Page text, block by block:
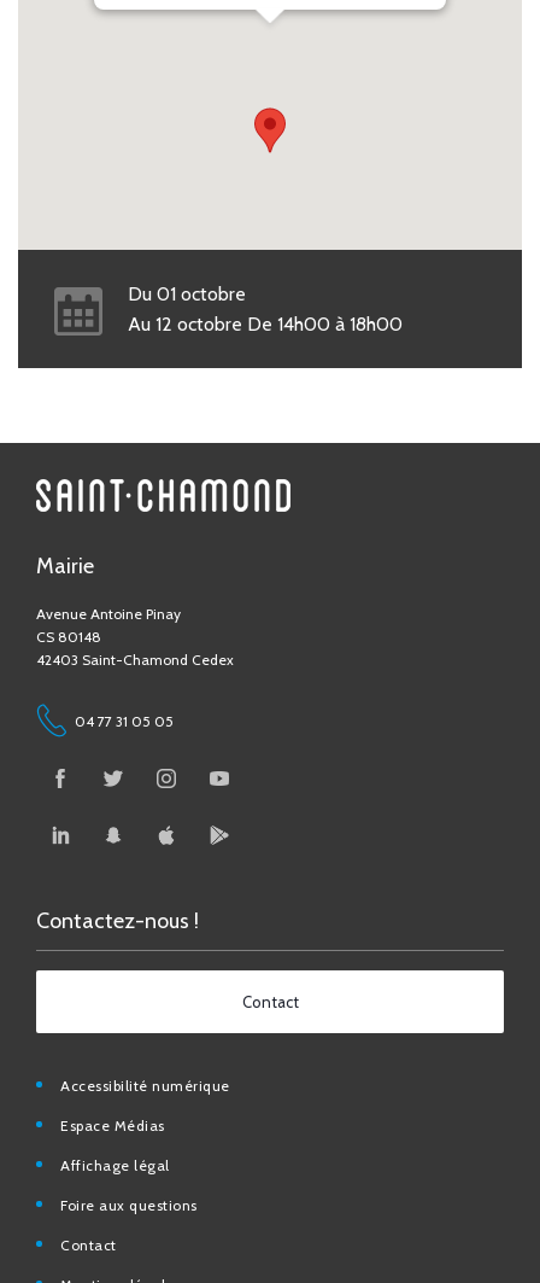
Du01 octobre
Au 12 octobre De 14h00 à 18h00
Mairie
Avenue Antoine Pinay
CS 80148
42403 Saint-Chamond Cedex
04 77 31 05 05
Contactez-nous !
Contact
Accessibilité numérique
Espace Médias
Affichage légal
Foire aux questions
Contact